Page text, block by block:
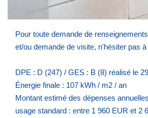
À visiter pour en découvrir le potentiel.
Pour toute demande de
et/ou demande de visite, n'hésiter pas
DPE : D (247) / GES : B (8) réalisé le
Énergie finale : 107 kWh / m2 / an
Montant estimé des dépenses
usage standard : entre 1 960 EUR et 2